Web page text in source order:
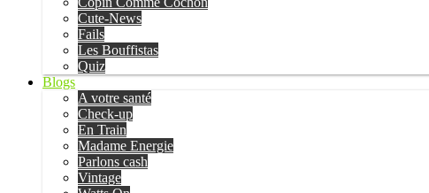
Cute-News
Fails
Les Bouffistas
Quiz
Blogs
A votre santé
Check-up
En Train
Madame Energie
Parlons cash
Vintage